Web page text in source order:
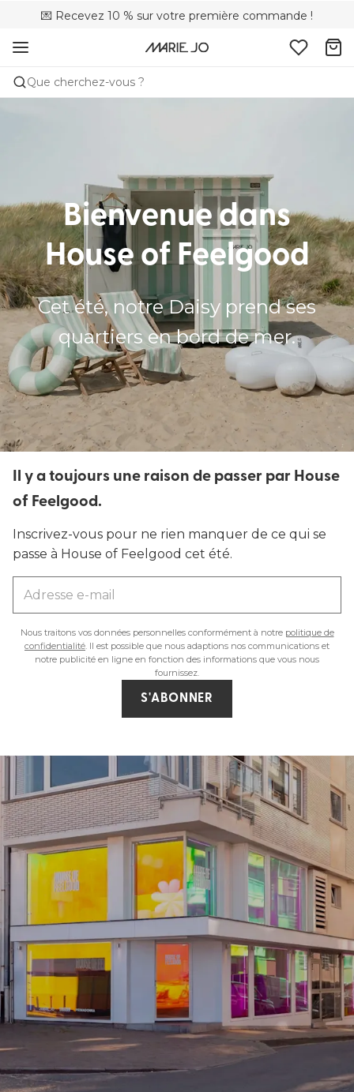
💌 Recevez 10 % sur votre première commande !
🚚 Livraison gratuite à partir de 90 €
🌍 Vendus dans 353 boutiques en Belgique
Que cherchez-vous ?
Bienvenue dans
House of Feelgood
Cet été, notre Daisy prend ses
quartiers en bord de mer.​
Il y a toujours une raison de passer par House
of Feelgood.
Inscrivez-vous pour ne rien manquer de ce qui se
passe à House of Feelgood cet été.
Nous traitons vos données personnelles conformément à notre politique de
confidentialité. Il est possible que nous adaptions nos communications et
notre publicité en ligne en fonction des informations que vous nous
fournissez.
S'ABONNER